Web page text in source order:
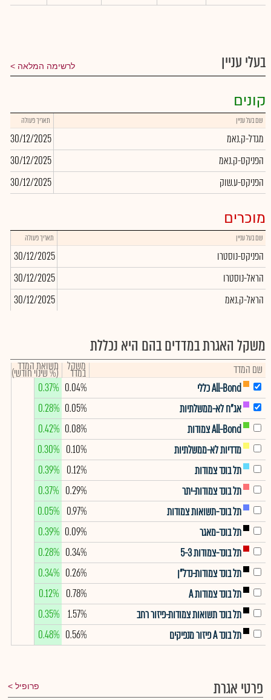
בעלי עניין לרשימה המלאה
קונים
שם בעל עניין תאריך פעולה
מגדל-ק.נאמ 30/12/2025
הפניקס-ק.נאמ
30/12/2025
הפניקס-ע.שוק
30/12/2025
מוכרים
שם בעל עניין תאריך פעולה
הפניקס-נוסטרו 30/12/2025
הראל-נוסטרו
30/12/2025
הראל-ק.נאמ
30/12/2025
משקל האגרת במדדים בהם היא נכללת
שם המדד משקל
במדד תשואת המדד
(% שינוי חודשי)
All-Bond כללי
0.04%
0.37%
אג"ח לא-ממשלתיות
0.05%
0.28%
All-Bond צמודות
0.08%
0.42%
מדדיות לא-ממשלתיות
0.10%
0.30%
תל בונד צמודות
0.12%
0.39%
תל בונד צמודות-יתר
0.29%
0.37%
תל בונד-תשואות צמודות
0.97%
0.05%
תל בונד-מאגר
0.09%
0.39%
תל בונד-צמודות 5-3
0.34%
0.28%
תל בונד צמודות-נדל"ן
0.26%
0.34%
תל בונד צמודות A
0.78%
0.12%
תל בונד תשואות צמודות-פיזור רחב
1.57%
0.35%
תל בונד A פיזור מנפיקים
0.56%
0.48%
פרטי אגרת פרופיל